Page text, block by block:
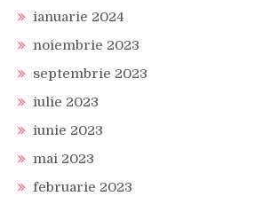
ianuarie 2024
noiembrie 2023
septembrie 2023
iulie 2023
iunie 2023
mai 2023
februarie 2023